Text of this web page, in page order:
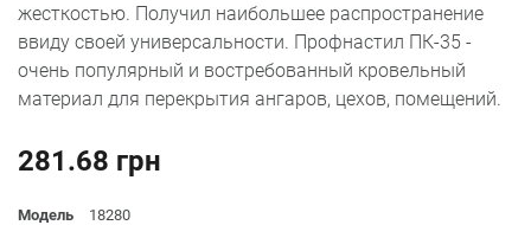
жесткостью. Получил наибольшее распространение
ввиду своей универсальности. Профнастил ПК-35 -
очень популярный и востребованный кровельный
материал для перекрытия ангаров, цехов, помещений.
281.68 грн
Модель 18280